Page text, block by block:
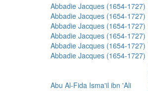
Abbadie Jacques (1654-1727)
Abbadie Jacques (1654-1727)
Abbadie Jacques (1654-1727)
Abbadie Jacques (1654-1727)
Abbadie Jacques (1654-1727)
Abbadie Jacques (1654-1727)
Abu Al-Fida Isma'il ibn 'Ali